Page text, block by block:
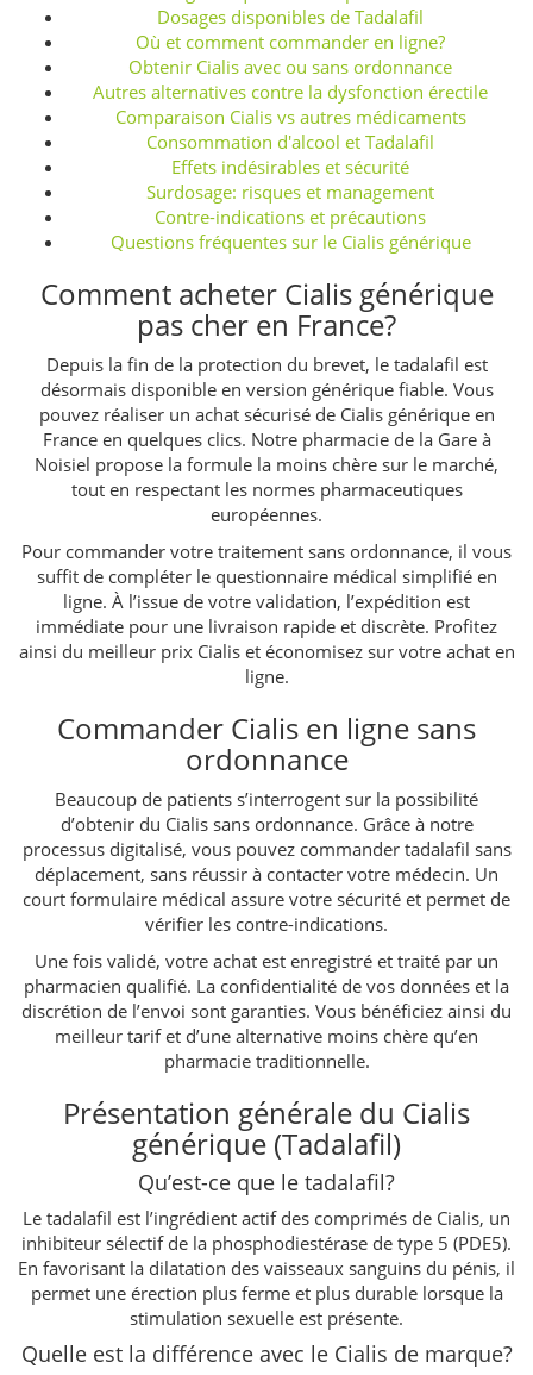
Dosages disponibles de Tadalafil
Où et comment commander en ligne?
Obtenir Cialis avec ou sans ordonnance
Autres alternatives contre la dysfonction érectile
Comparaison Cialis vs autres médicaments
Consommation d'alcool et Tadalafil
Effets indésirables et sécurité
Surdosage: risques et management
Contre-indications et précautions
Questions fréquentes sur le Cialis générique
Comment acheter Cialis générique
pas cher en France?
Depuis la fin de la protection du brevet, le tadalafil est
désormais disponible en version générique fiable. Vous
pouvez réaliser un achat sécurisé de Cialis générique en
France en quelques clics. Notre pharmacie de la Gare à
Noisiel propose la formule la moins chère sur le marché,
tout en respectant les normes pharmaceutiques
européennes.
Pour commander votre traitement sans ordonnance, il vous
suffit de compléter le questionnaire médical simplifié en
ligne. À l’issue de votre validation, l’expédition est
immédiate pour une livraison rapide et discrète. Profitez
ainsi du meilleur prix Cialis et économisez sur votre achat en
ligne.
Commander Cialis en ligne sans
ordonnance
Beaucoup de patients s’interrogent sur la possibilité
d’obtenir du Cialis sans ordonnance. Grâce à notre
processus digitalisé, vous pouvez commander tadalafil sans
déplacement, sans réussir à contacter votre médecin. Un
court formulaire médical assure votre sécurité et permet de
vérifier les contre-indications.
Une fois validé, votre achat est enregistré et traité par un
pharmacien qualifié. La confidentialité de vos données et la
discrétion de l’envoi sont garanties. Vous bénéficiez ainsi du
meilleur tarif et d’une alternative moins chère qu’en
pharmacie traditionnelle.
Présentation générale du Cialis
générique (Tadalafil)
Qu’est-ce que le tadalafil?
Le tadalafil est l’ingrédient actif des comprimés de Cialis, un
inhibiteur sélectif de la phosphodiestérase de type 5 (PDE5).
En favorisant la dilatation des vaisseaux sanguins du pénis, il
permet une érection plus ferme et plus durable lorsque la
stimulation sexuelle est présente.
Quelle est la différence avec le Cialis de marque?